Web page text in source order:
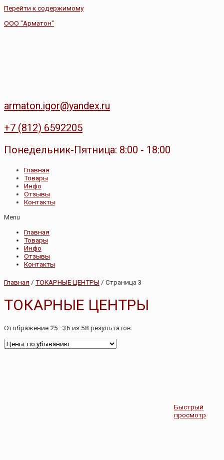
Перейти к содержимому
ООО "Арматон"
armaton.igor@yandex.ru
+7 (812) 6592205
Понедельник-Пятница: 8:00 - 18:00
Главная
Товары
Инфо
Отзывы
Контакты
Menu
Главная
Товары
Инфо
Отзывы
Контакты
Главная / ТОКАРНЫЕ ЦЕНТРЫ / Страница 3
ТОКАРНЫЕ ЦЕНТРЫ
Отображение 25–36 из 58 результатов
Быстрый
просмотр